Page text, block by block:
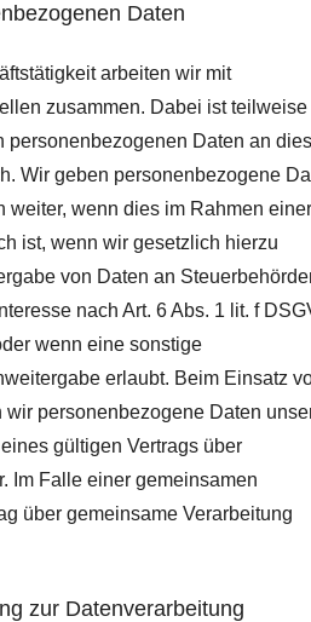
Daten
arbeiten wir mit
zusammen. Dabei ist teilweise
personenbezogenen Daten an
Wir geben personenbezogene
weiter, wenn dies im Rahmen einer
ist, wenn wir gesetzlich hierzu
von Daten an
nach Art. 6 Abs. 1 lit. f
wenn eine sonstige
erlaubt. Beim Einsatz
personenbezogene Daten
gültigen Vertrags über
Im Falle einer gemeinsamen
über gemeinsame Verarbeitung
zur Datenverarbeitung